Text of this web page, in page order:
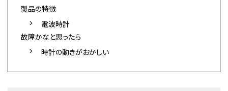
製品の特徴
電波時計
故障かなと思ったら
時計の動きがおかしい